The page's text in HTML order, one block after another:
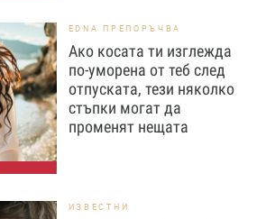
EDNA ПРЕПОРЪЧВА
Ако косата ти изглежда
по-уморена от теб след
отпуската, тези няколко
стъпки могат да
променят нещата
ИЗВЕСТНИ